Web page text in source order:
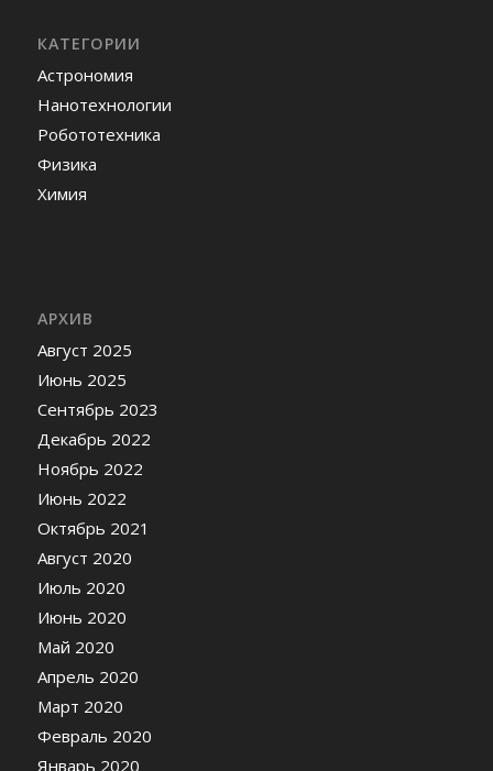
КАТЕГОРИИ
Астрономия
Нанотехнологии
Робототехника
Физика
Химия
АРХИВ
Август 2025
Июнь 2025
Сентябрь 2023
Декабрь 2022
Ноябрь 2022
Июнь 2022
Октябрь 2021
Август 2020
Июль 2020
Июнь 2020
Май 2020
Апрель 2020
Март 2020
Февраль 2020
Январь 2020